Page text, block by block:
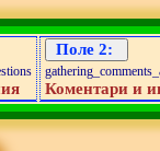
Коментари и